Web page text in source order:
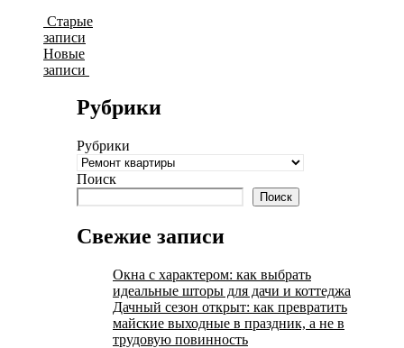
Старые
записи
Новые
записи
Рубрики
Рубрики
Поиск
Поиск
Свежие записи
Окна с характером: как выбрать
идеальные шторы для дачи и коттеджа
Дачный сезон открыт: как превратить
майские выходные в праздник, а не в
трудовую повинность